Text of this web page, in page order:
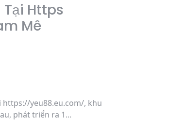
Https
Mê
yeu88.eu.com/, khu
phát triển ra 1...